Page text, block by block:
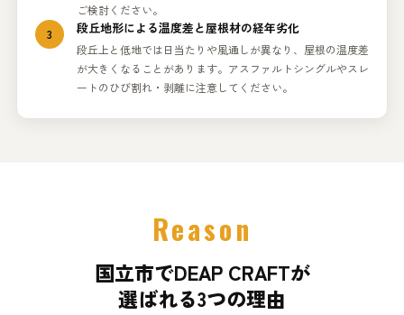
ご検討ください。
3
段丘地形による温度差と屋根材の経年劣化
段丘上と低地では日当たりや風通しが異なり、屋根の温度差
が大きくなることがあります。アスファルトシングルやスレ
ートのひび割れ・剥離に注意してください。
Reason
国立市でDEAP CRAFTが
選ばれる3つの理由